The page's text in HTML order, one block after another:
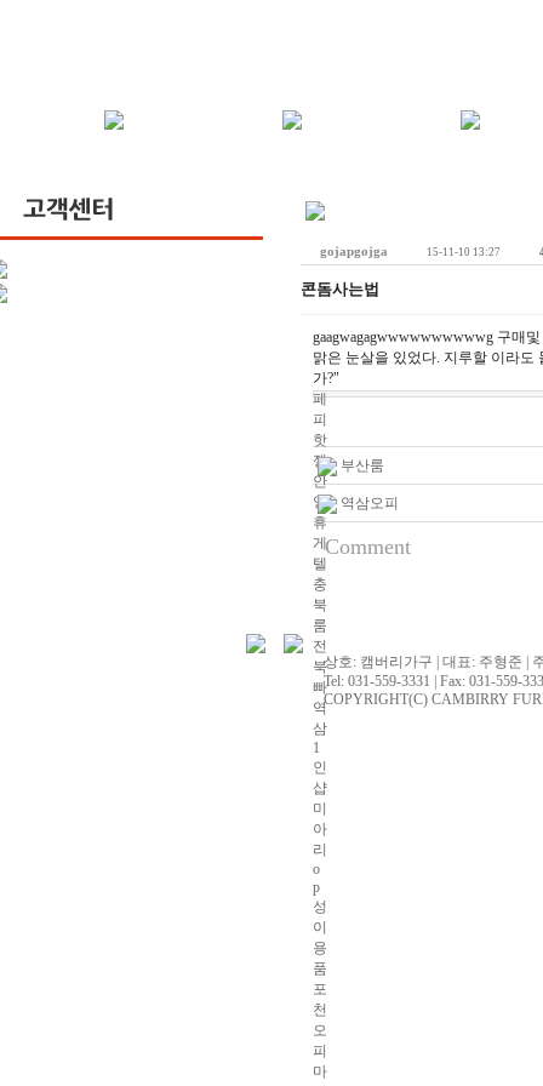
gojapgojga 15-11-10 13:27
콘돔사는법
gaagwagagwwwwwwwwwwg 구매
맑은 눈살을 있었다. 지루할 이라
가?"
페
피
핫
젤
안
양
휴
게
텔
충
북
룸
전
북
빠
역
삼
1
인
샵
미
아
리
o
p
성
이
용
품
포
천
오
피
마
부산룸
역삼오피
Comment
상호: 캠버리가구 | 대표: 주형준 |
Tel: 031-559-3331 | Fax: 031-559-
COPYRIGHT(C) CAMBIRRY